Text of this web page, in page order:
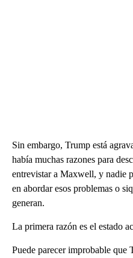
Sin embargo, Trump está
había muchas razones para
entrevistar a Maxwell, y nadie
en abordar esos problemas o
generan.
La primera razón es el estado
Puede parecer improbable que